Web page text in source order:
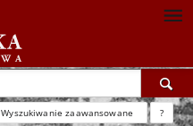
Wyszukiwanie zaawansowane ?